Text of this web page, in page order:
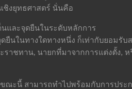
ชิงยุทธศาสตร์ นั่นคือ
นและจุดยืนในระดับหลักการ
ยืนในทางใดทางหนึ่ง ก็เท่ากับยอมรั
ราชทาน, นายกที่มาจากการแต่งตั้ง,
ณะนี้ สามารถทำไปพร้อมกับการประ